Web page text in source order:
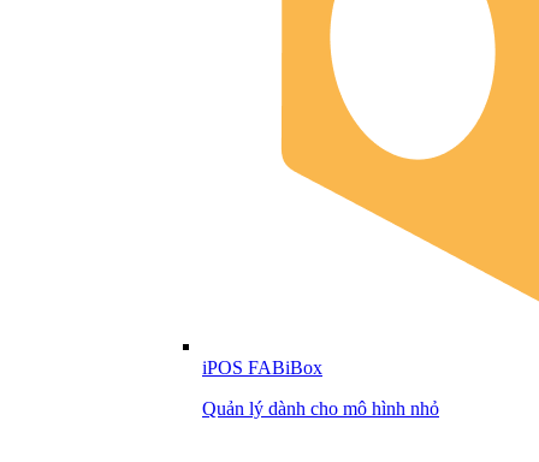
iPOS FABiBox
Quản lý dành cho mô hình nhỏ